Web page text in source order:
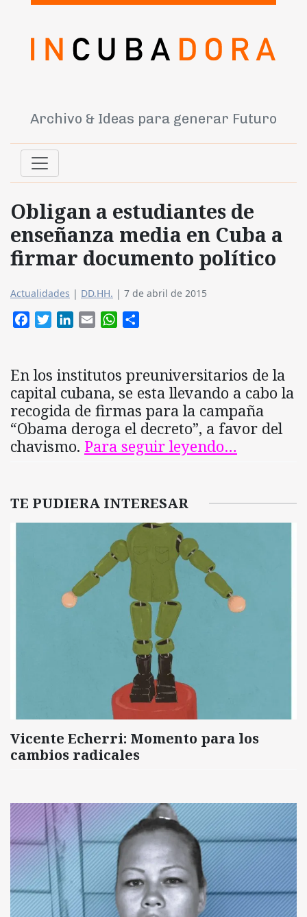
Archivo & Ideas para generar Futuro
Obligan a estudiantes de
enseñanza media en Cuba a
firmar documento político
Actualidades | DD.HH. | 7 de abril de 2015
FacebookTwitterLinkedIn
Email WhatsApp
En los institutos preuniversitarios de la
capital cubana, se esta llevando a cabo la
recogida de firmas para la campaña
“Obama deroga el decreto”, a favor del
chavismo. Para seguir leyendo…
TE PUDIERA INTERESAR
Vicente Echerri: Momento para los
cambios radicales